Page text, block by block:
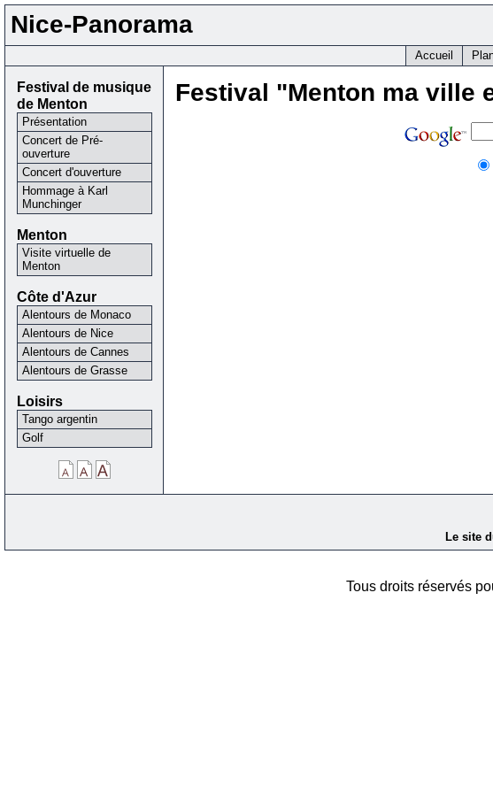
Nice-Panorama
Accueil
Festival "Menton ma ville
Festival de musique
de Menton
Présentation
Concert de Pré-
ouverture
Concert d'ouverture
Hommage à Karl
Munchinger
Menton
Visite virtuelle de
Menton
Côte d'Azur
Alentours de Monaco
Alentours de Nice
Alentours de Cannes
Alentours de Grasse
Loisirs
Tango argentin
Golf
Le site
Tous droits réservés